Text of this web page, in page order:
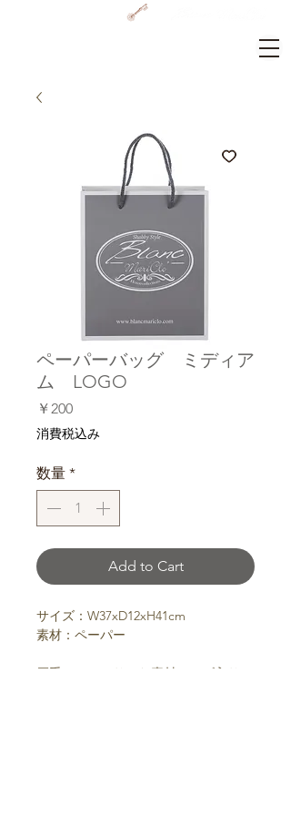
ペーパーバッグ ミディア
ム LOGO
￥200価
格
消費税込み
数量 *
Add to Cart
サイズ：W37xD12xH41cm
素材：ペーパー
厚手でしっかりした素材のロゴ入りペ